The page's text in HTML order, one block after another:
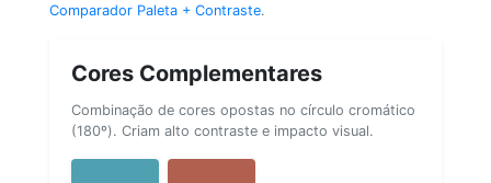
Comparador Paleta + Contraste.
Cores Complementares
Combinação de cores opostas no círculo cromático
(180º). Criam alto contraste e impacto visual.